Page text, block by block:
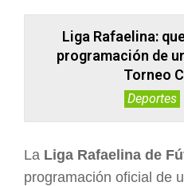
MARÍA
JUANA,
Liga Rafaelina:
programación de
Torneo
Deportes
La Liga Rafaelina de
programación oficial de